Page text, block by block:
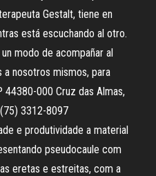
Gestalt, tiene en
está escuchando al otro.
modo de acompañar al
a nosotros mismos, para
000 Cruz das Almas,
3312-8097
e produtividade a material
pseudocaule com
eretas e estreitas, com a